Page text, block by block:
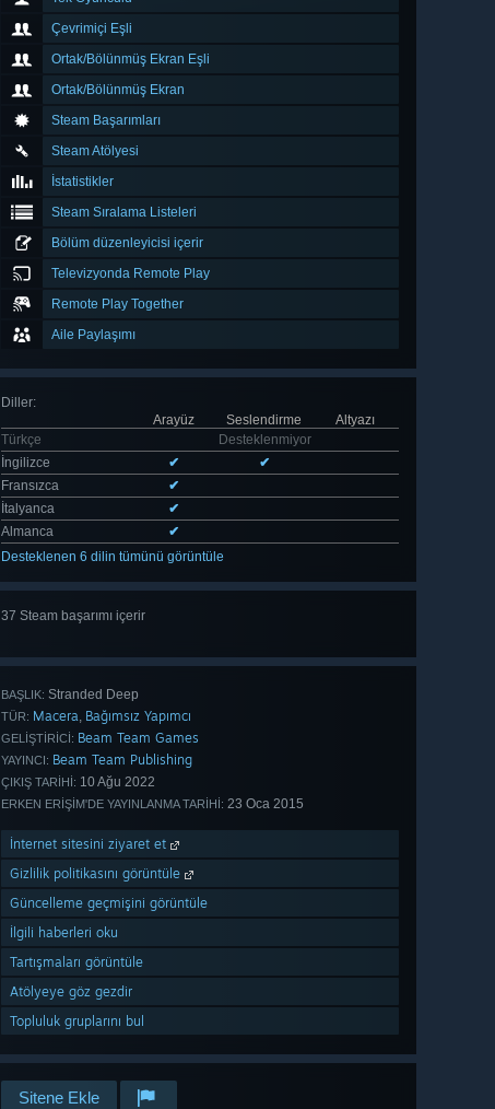
Çevrimiçi Eşli
Ortak/Bölünmüş Ekran Eşli
Ortak/Bölünmüş Ekran
Steam Başarımları
Steam Atölyesi
İstatistikler
Steam Sıralama Listeleri
Bölüm düzenleyicisi içerir
Televizyonda Remote Play
Remote Play Together
Aile Paylaşımı
Diller:
Arayüz
Seslendirme
Altyazı
Türkçe
Desteklenmiyor
İngilizce
✔
✔
Fransızca
✔
İtalyanca
✔
Almanca
✔
Desteklenen 6 dilin tümünü görüntüle
37 Steam başarımı içerir
BAŞLIK: Stranded Deep
TÜR: Macera, Bağımsız Yapımcı
GELIŞTIRICI: Beam Team Games
YAYINCI: Beam Team Publishing
ÇIKIŞ TARIHI: 10 Ağu 2022
ERKEN ERIŞIM'DE YAYINLANMA TARIHI: 23 Oca 2015
İnternet sitesini ziyaret et
Gizlilik politikasını görüntüle
Güncelleme geçmişini görüntüle
İlgili haberleri oku
Tartışmaları görüntüle
Atölyeye göz gezdir
Topluluk gruplarını bul
Sitene Ekle